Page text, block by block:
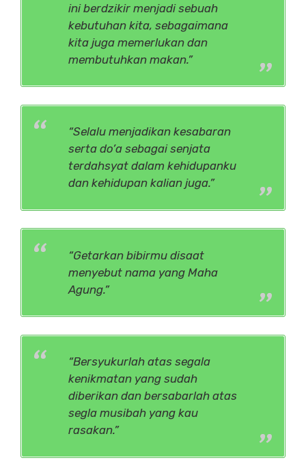
ini berdzikir menjadi sebuah
kebutuhan kita, sebagaimana
kita juga memerlukan dan
membutuhkan makan.”
“Selalu menjadikan kesabaran
serta do’a sebagai senjata
terdahsyat dalam kehidupanku
dan kehidupan kalian juga.”
“Getarkan bibirmu disaat
menyebut nama yang Maha
Agung.”
“Bersyukurlah atas segala
kenikmatan yang sudah
diberikan dan bersabarlah atas
segla musibah yang kau
rasakan.”